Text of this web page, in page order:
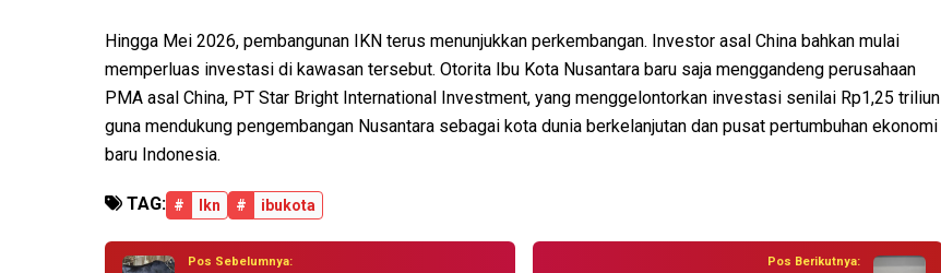
Hingga Mei 2026, pembangunan IKN terus menunjukkan perkembangan. Investor asal China bahkan mulai
memperluas investasi di kawasan tersebut. Otorita Ibu Kota Nusantara baru saja menggandeng perusahaan
PMA asal China, PT Star Bright International Investment, yang menggelontorkan investasi senilai Rp1,25 triliun
guna mendukung pengembangan Nusantara sebagai kota dunia berkelanjutan dan pusat pertumbuhan ekonomi
baru Indonesia.
TAG: # Ikn # ibukota
Pos Sebelumnya: Pos Berikutnya: